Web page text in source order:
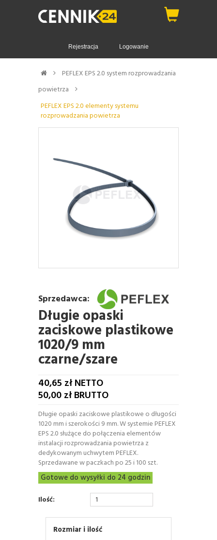
Rejestracja Logowanie
PEFLEX EPS 2.0 system rozprowadzania
powietrza
PEFLEX EPS 2.0 elementy systemu
rozprowadzania powietrza
Sprzedawca:
Długie opaski
zaciskowe plastikowe
1020/9 mm
czarne/szare
40,65 zł NETTO
50,00zł BRUTTO
Długie opaski zaciskowe plastikowe o długości
1020 mm i szerokości 9 mm. W systemie PEFLEX
EPS 2.0 służące do połączenia elementów
instalacji rozprowadzania powietrza z
dedykowanym uchwytem PEFLEX.
Sprzedawane w paczkach po 25 i 100 szt.
Gotowe do wysyłki do 24 godzin
Ilość:
Rozmiar i ilość